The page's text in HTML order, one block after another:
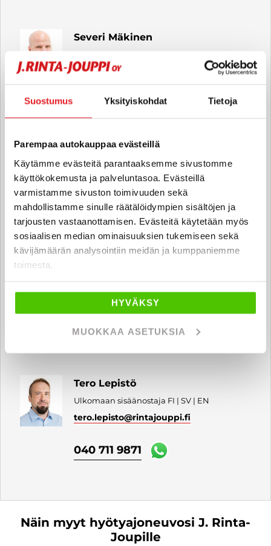
Suostumus Yksityiskohdat Tietoja
Parempaa autokauppaa evästeillä
Käytämme evästeitä parantaaksemme sivustomme
käyttökokemusta ja palveluntasoa. Evästeillä
varmistamme sivuston toimivuuden sekä
mahdollistamme sinulle räätälöidympien sisältöjen ja
tarjousten vastaanottamisen. Evästeitä käytetään myös
sosiaalisen median ominaisuuksien tukemiseen sekä
kävijämäärän analysointiin meidän ja kumppaniemme
toimesta.
HYVÄKSY
MUOKKAA ASETUKSIA
Severi Mäkinen
severi.makinen @rintajouppi.fi
040 711 6171
Elias Ojala
Sisäänostaja
elias.ojala @rintajouppi.fi
040 711 3935
juha.vilander@rintajouppi.fi
040 777 5219
Tero Lepistö
Ulkomaan sisäänostaja FI | SV | EN
tero.lepisto@rintajouppi.fi
040 711 9871
Näin myyt hyötyajoneuvosi J. Rinta-
Joupille